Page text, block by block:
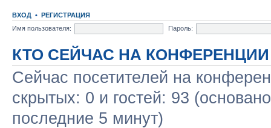
ВХОД • РЕГИСТРАЦИЯ
Имя пользователя:
Пароль:
КТО СЕЙЧАС НА КОНФЕРЕНЦИИ
Сейчас посетителей на
скрытых: 0 и гостей: 93
последние 5 минут)